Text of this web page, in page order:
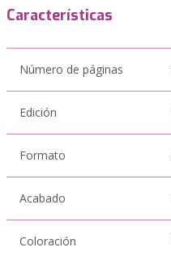
Características
Número de páginas
Edición
Formato
Acabado
Coloración